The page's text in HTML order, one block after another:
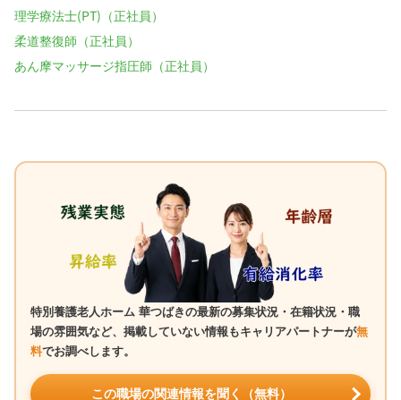
理学療法士(PT)（正社員）
柔道整復師（正社員）
あん摩マッサージ指圧師（正社員）
特別養護老人ホーム 華つばきの最新の募集状況・在籍状況・職
場の雰囲気など、掲載していない情報もキャリアパートナーが無
料でお調べします。
この職場の関連情報を聞く（無料）